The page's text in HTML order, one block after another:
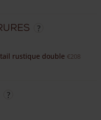
rustique double €208